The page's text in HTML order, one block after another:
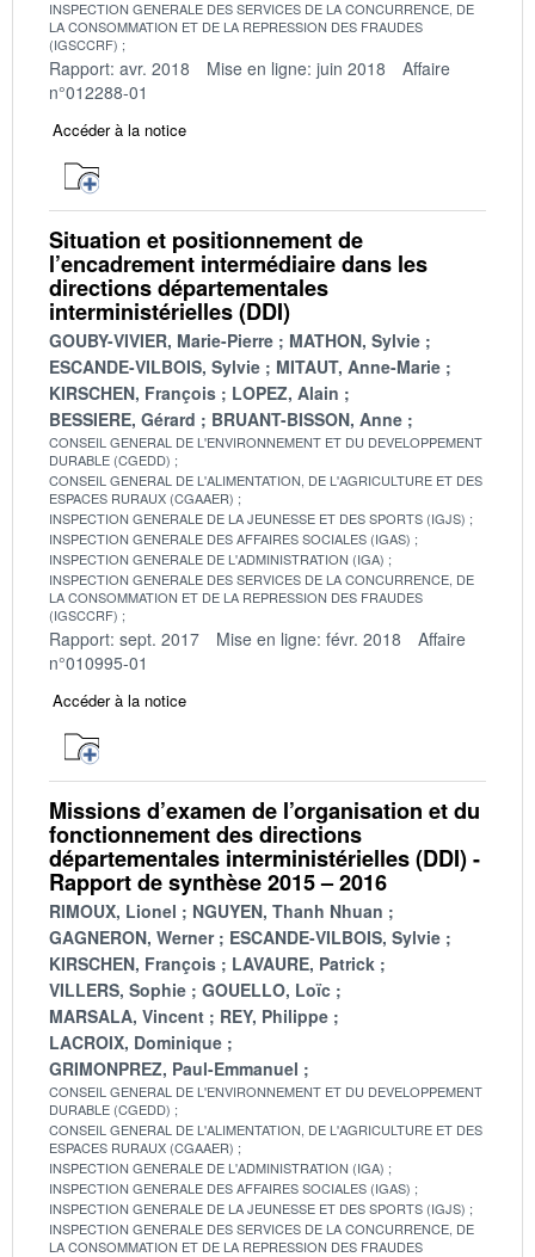
INSPECTION GENERALE DES SERVICES DE LA CONCURRENCE, DE
LA CONSOMMATION ET DE LA REPRESSION DES FRAUDES
(IGSCCRF)
Rapport: avr. 2018 Mise en ligne: juin 2018
Affaire
n°012288-01
Accéder à la notice
Situation et positionnement de
l’encadrement intermédiaire dans les
directions départementales
interministérielles (DDI)
GOUBY-VIVIER, Marie-Pierre
MATHON, Sylvie
ESCANDE-VILBOIS, Sylvie
MITAUT, Anne-Marie
KIRSCHEN, François
LOPEZ, Alain
BESSIERE, Gérard
BRUANT-BISSON, Anne
CONSEIL GENERAL DE L'ENVIRONNEMENT ET DU DEVELOPPEMENT
DURABLE (CGEDD)
CONSEIL GENERAL DE L'ALIMENTATION, DE L'AGRICULTURE ET DES
ESPACES RURAUX (CGAAER)
INSPECTION GENERALE DE LA JEUNESSE ET DES SPORTS (IGJS)
INSPECTION GENERALE DES AFFAIRES SOCIALES (IGAS)
INSPECTION GENERALE DE L'ADMINISTRATION (IGA)
INSPECTION GENERALE DES SERVICES DE LA CONCURRENCE, DE
LA CONSOMMATION ET DE LA REPRESSION DES FRAUDES
(IGSCCRF)
Rapport: sept. 2017 Mise en ligne: févr. 2018
Affaire
n°010995-01
Accéder à la notice
Missions d’examen de l’organisation et du
fonctionnement des directions
départementales interministérielles (DDI) -
Rapport de synthèse 2015 – 2016
RIMOUX, Lionel
NGUYEN, Thanh Nhuan
GAGNERON, Werner
ESCANDE-VILBOIS, Sylvie
KIRSCHEN, François
LAVAURE, Patrick
VILLERS, Sophie
GOUELLO, Loïc
MARSALA, Vincent
REY, Philippe
LACROIX, Dominique
GRIMONPREZ, Paul-Emmanuel
CONSEIL GENERAL DE L'ENVIRONNEMENT ET DU DEVELOPPEMENT
DURABLE (CGEDD)
CONSEIL GENERAL DE L'ALIMENTATION, DE L'AGRICULTURE ET DES
ESPACES RURAUX (CGAAER)
INSPECTION GENERALE DE L'ADMINISTRATION (IGA)
INSPECTION GENERALE DES AFFAIRES SOCIALES (IGAS)
INSPECTION GENERALE DE LA JEUNESSE ET DES SPORTS (IGJS)
INSPECTION GENERALE DES SERVICES DE LA CONCURRENCE, DE
LA CONSOMMATION ET DE LA REPRESSION DES FRAUDES